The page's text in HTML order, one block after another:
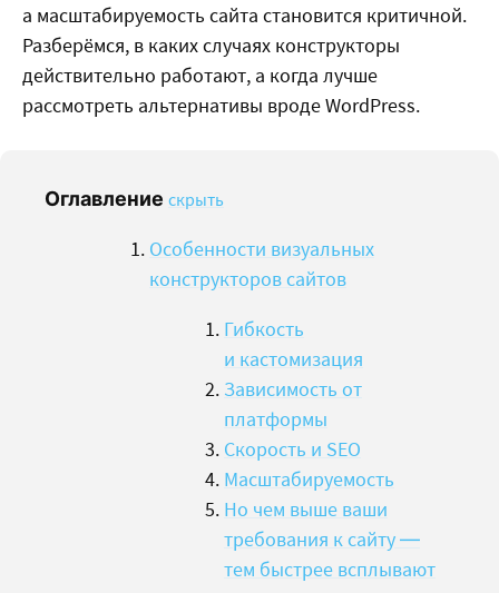
а масштабируемость сайта становится критичной.
Разберёмся, в каких случаях конструкторы
действительно работают, а когда лучше
рассмотреть альтернативы вроде WordPress.
Оглавление скрыть
Особенности визуальных
конструкторов сайтов
Гибкость
и кастомизация
Зависимость от
платформы
Скорость и SEO
Масштабируемость
Но чем выше ваши
требования к сайту —
тем быстрее всплывают